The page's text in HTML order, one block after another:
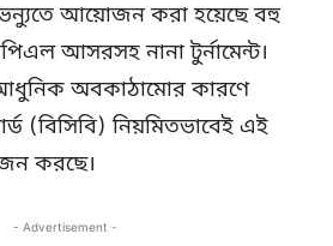
আয়োজন করা হয়েছে বহু
আসরসহ নানা টুর্নামেন্ট।
অবকাঠামোর কারণে
(বিসিবি) নিয়মিতভাবেই এই
করছে।
- Advertisement -